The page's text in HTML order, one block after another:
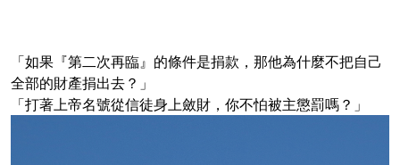
「如果『第二次再臨』的條件是捐款，那他為什麼不把自己
全部的財產捐出去？」
「打著上帝名號從信徒身上斂財，你不怕被主懲罰嗎？」